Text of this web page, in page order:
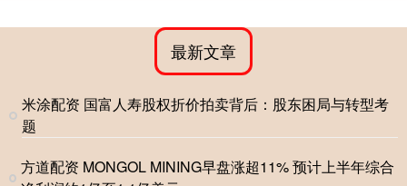
最新文章
米涂配资 国富人寿股权折价拍卖背后：股东困局与转型考
题
方道配资 MONGOL MINING早盘涨超11% 预计上半年综合